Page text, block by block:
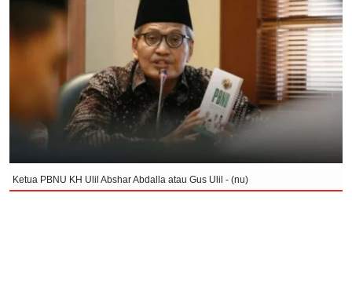
Ketua PBNU KH Ulil Abshar Abdalla atau Gus Ulil - (nu)